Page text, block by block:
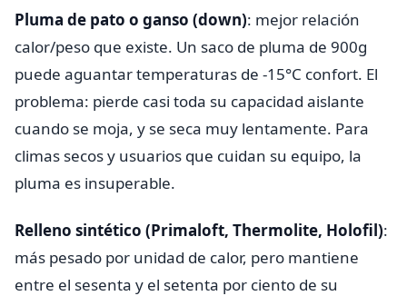
Pluma de pato o ganso (down): mejor relación
calor/peso que existe. Un saco de pluma de 900g
puede aguantar temperaturas de -15°C confort. El
problema: pierde casi toda su capacidad aislante
cuando se moja, y se seca muy lentamente. Para
climas secos y usuarios que cuidan su equipo, la
pluma es insuperable.
Relleno sintético (Primaloft, Thermolite, Holofil):
más pesado por unidad de calor, pero mantiene
entre el sesenta y el setenta por ciento de su